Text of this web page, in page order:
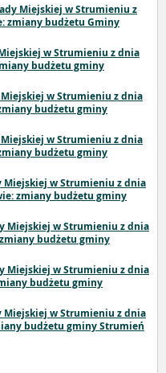
Miejskiej w Strumieniu z
zmiany budżetu Gminy
w Strumieniu z dnia
budżetu gminy
Miejskiej w Strumieniu z dnia
budżetu gminy
Miejskiej w Strumieniu z dnia
budżetu gminy
Miejskiej w Strumieniu z dnia
zmiany budżetu gminy
Miejskiej w Strumieniu z dnia
budżetu gminy
Miejskiej w Strumieniu z dnia
budżetu gminy
Miejskiej w Strumieniu z dnia
budżetu gminy Strumień